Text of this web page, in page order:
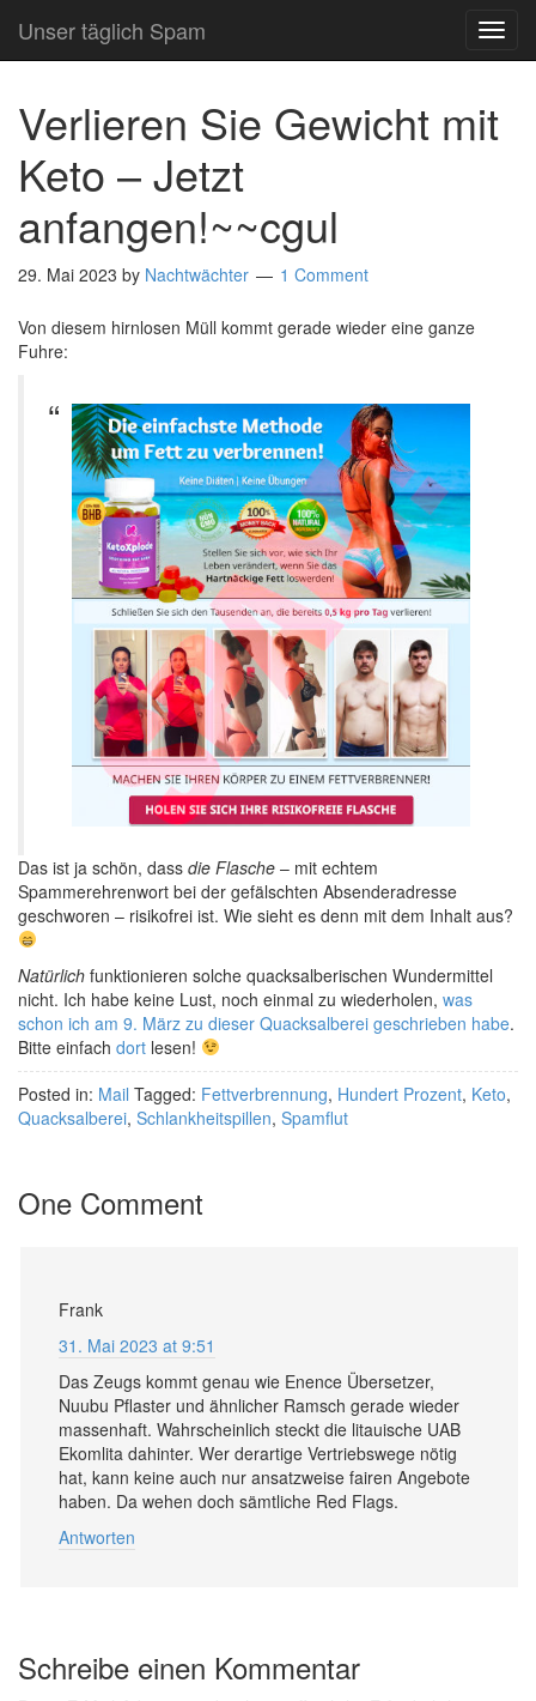
Unser täglich Spam
Verlieren Sie Gewicht mit
Keto – Jetzt
anfangen!~~cgul
29. Mai 2023 by Nachtwächter 1 Comment
Von diesem hirnlosen Müll kommt gerade wieder eine ganze
Fuhre:
Das ist ja schön, dass die Flasche – mit echtem
Spammerehrenwort bei der gefälschten Absenderadresse
geschworen – risikofrei ist. Wie sieht es denn mit dem Inhalt aus?
Natürlich funktionieren solche quacksalberischen Wundermittel
nicht. Ich habe keine Lust, noch einmal zu wiederholen, was
schon ich am 9. März zu dieser Quacksalberei geschrieben habe.
Bitte einfach dort lesen!
Posted in: Mail Tagged: Fettverbrennung, Hundert Prozent, Keto,
Quacksalberei, Schlankheitspillen, Spamflut
One Comment
Frank
31. Mai 2023 at 9:51
Das Zeugs kommt genau wie Enence Übersetzer,
Nuubu Pflaster und ähnlicher Ramsch gerade wieder
massenhaft. Wahrscheinlich steckt die litauische UAB
Ekomlita dahinter. Wer derartige Vertriebswege nötig
hat, kann keine auch nur ansatzweise fairen Angebote
haben. Da wehen doch sämtliche Red Flags.
Antworten
Schreibe einen Kommentar